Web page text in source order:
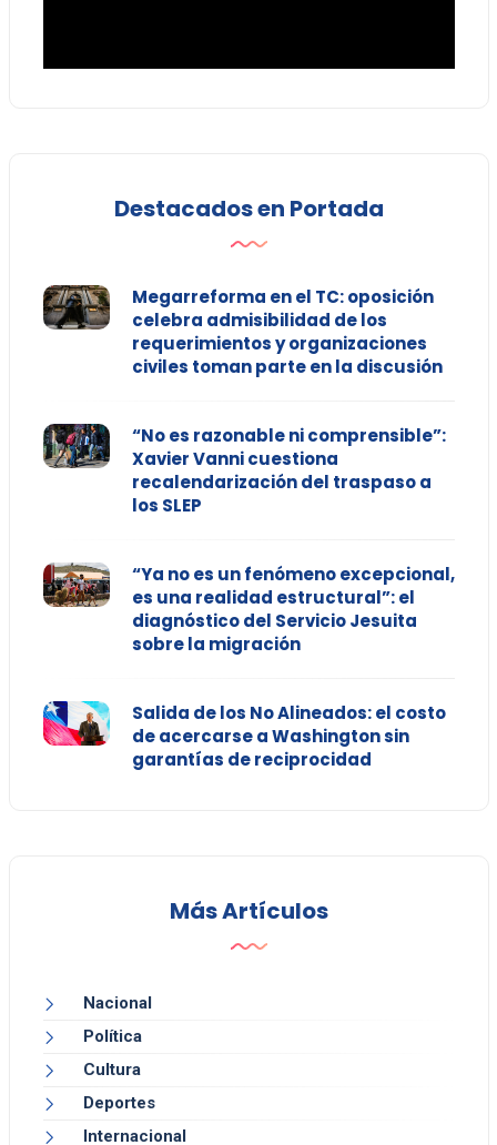
Destacados en Portada
Megarreforma en el TC: oposición
celebra admisibilidad de los
requerimientos y organizaciones
civiles toman parte en la discusión
“No es razonable ni comprensible”:
Xavier Vanni cuestiona
recalendarización del traspaso a
los SLEP
“Ya no es un fenómeno excepcional,
es una realidad estructural”: el
diagnóstico del Servicio Jesuita
sobre la migración
Salida de los No Alineados: el costo
de acercarse a Washington sin
garantías de reciprocidad
Más Artículos
Nacional
Política
Cultura
Deportes
Internacional